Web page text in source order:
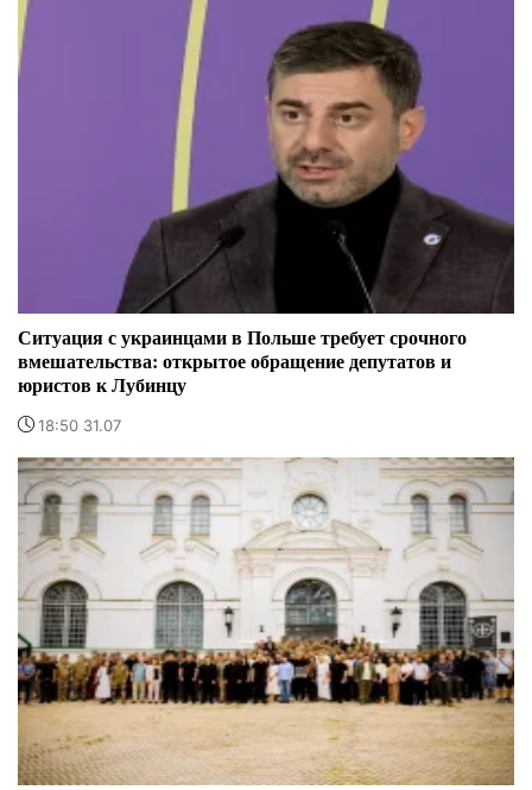
Ситуация с украинцами в Польше требует срочного
вмешательства: открытое обращение депутатов и
юристов к Лубинцу
18:50 31.07